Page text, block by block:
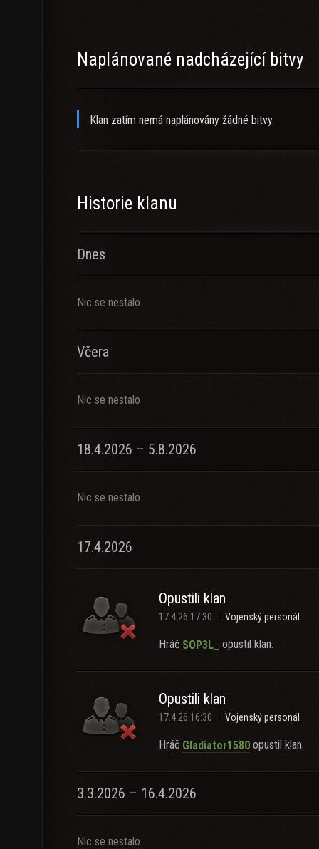
Naplánované nadcházející bitvy
Klan zatím nemá naplánovány žádné bitvy.
Historie klanu
Dnes
Nic se nestalo
Včera
Nic se nestalo
18.4.2026 – 5.8.2026
Nic se nestalo
17.4.2026
Opustili klan
17.4.26 17:30 Vojenský personál
Hráč SOP3L_ opustil klan.
Opustili klan
17.4.26 16:30 Vojenský personál
Hráč Gladiator1580 opustil klan.
3.3.2026 – 16.4.2026
Nic se nestalo